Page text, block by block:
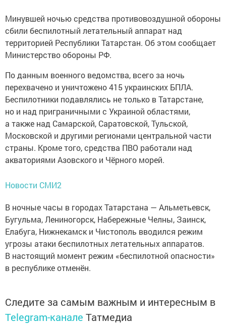
Минувшей ночью средства противовоздушной обороны
сбили беспилотный летательный аппарат над
территорией Республики Татарстан. Об этом сообщает
Министерство обороны РФ.
По данным военного ведомства, всего за ночь
перехвачено и уничтожено 415 украинских БПЛА.
Беспилотники подавлялись не только в Татарстане,
но и над приграничными с Украиной областями,
а также над Самарской, Саратовской, Тульской,
Московской и другими регионами центральной части
страны. Кроме того, средства ПВО работали над
акваториями Азовского и Чёрного морей.
Новости СМИ2
В ночные часы в городах Татарстана — Альметьевск,
Бугульма, Лениногорск, Набережные Челны, Заинск,
Елабуга, Нижнекамск и Чистополь вводился режим
угрозы атаки беспилотных летательных аппаратов.
В настоящий момент режим «беспилотной опасности»
в республике отменён.
Следите за самым важным и интересным в
Telegram-канале Татмедиа